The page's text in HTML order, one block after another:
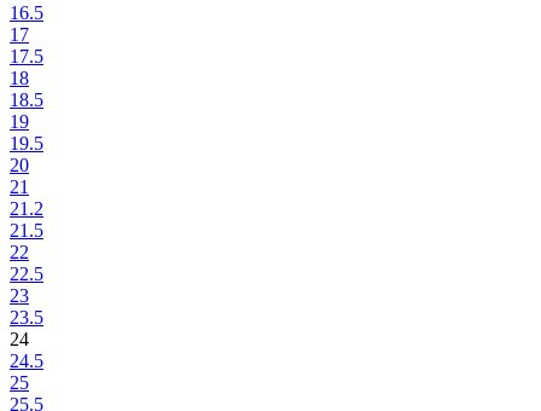
16.5
17
17.5
18
18.5
19
19.5
20
21
21.2
21.5
22
22.5
23
23.5
24
24.5
25
25.5